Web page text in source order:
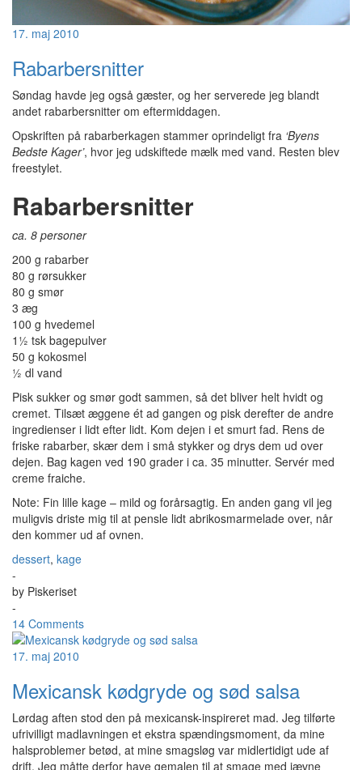
17. maj 2010
Rabarbersnitter
Søndag havde jeg også gæster, og her serverede jeg blandt
andet rabarbersnitter om eftermiddagen.
Opskriften på rabarberkagen stammer oprindeligt fra ‘Byens
Bedste Kager’, hvor jeg udskiftede mælk med vand. Resten blev
freestylet.
Rabarbersnitter
ca. 8 personer
200 g rabarber
80 g rørsukker
80 g smør
3 æg
100 g hvedemel
1½ tsk bagepulver
50 g kokosmel
½ dl vand
Pisk sukker og smør godt sammen, så det bliver helt hvidt og
cremet. Tilsæt æggene ét ad gangen og pisk derefter de andre
ingredienser i lidt efter lidt. Kom dejen i et smurt fad. Rens de
friske rabarber, skær dem i små stykker og drys dem ud over
dejen. Bag kagen ved 190 grader i ca. 35 minutter. Servér med
creme fraiche.
Note: Fin lille kage – mild og forårsagtig. En anden gang vil jeg
muligvis driste mig til at pensle lidt abrikosmarmelade over, når
den kommer ud af ovnen.
dessert, kage
-
by Piskeriset
-
14 Comments
17. maj 2010
Mexicansk kødgryde og sød salsa
Lørdag aften stod den på mexicansk-inspireret mad. Jeg tilførte
ufrivilligt madlavningen et ekstra spændingsmoment, da mine
halsproblemer betød, at mine smagsløg var midlertidigt ude af
drift. Jeg måtte derfor have gemalen til at smage med jævne